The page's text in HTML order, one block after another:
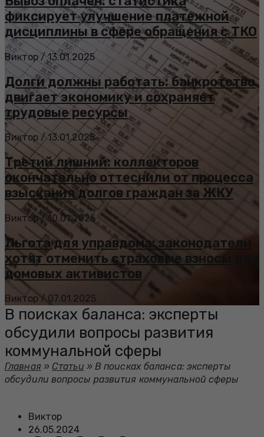
фиксирует улучшение платежной
дисциплины в сфере обращения с ТКО
Виктор / 13.01.2025
Долги должны работать: банкротство
двигает экономику и сохраняет
трудовые ресурсы
Виктор / 13.01.2025
Третий лишний: коллекторов
окончательно оттеснили от процесса
взыскания долгов граждан за ЖКУ
Виктор / 10.01.2025
Льгота для управдома: законодатели
хотят отменить страховые взносы для
домовых активистов
Виктор / 07.01.2025
В поисках баланса: эксперты
обсудили вопросы развития
коммунальной сферы
Главная » Статьи » В поисках баланса: эксперты
обсудили вопросы развития коммунальной сферы
Виктор
26.05.2024